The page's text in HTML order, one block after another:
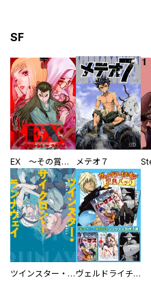
SF
EX ～その賞金稼ぎは、世界の出口を探す～【単行本版】 メテオ７
ツインスター・サイクロン・ランナウェイ ヴェルドライチオシ聖典パック 『転スラ』ミニ画集付き シリウス人気作３選